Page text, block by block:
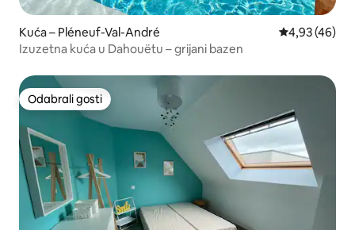
Kuća – Pléneuf-Val-André Prosječna
4,93 (46)
Izuzetna kuća u Dahouëtu – grijani bazen
Odabrali gosti
Odabrali gosti